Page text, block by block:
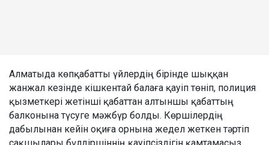
Алматыда көпқабатты үйлердің бірінде шыққан
жанжал кезінде кішкентай балаға қауіп төніп, полиция
қызметкері жетінші қабаттан алтыншы қабаттың
балконына түсуге мәжбүр болды. Көршілердің
дабылынан кейін оқиға орнына жедел жеткен тәртіп
сақшылары бүлдіршіннің қауіпсіздігін қамтамасыз